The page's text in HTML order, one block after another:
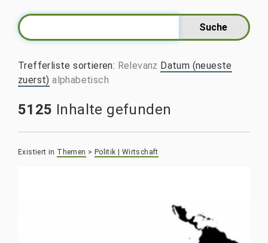
Trefferliste sortieren: Relevanz Datum (neueste
zuerst) alphabetisch
5125 Inhalte gefunden
Existiert in Themen > Politik | Wirtschaft